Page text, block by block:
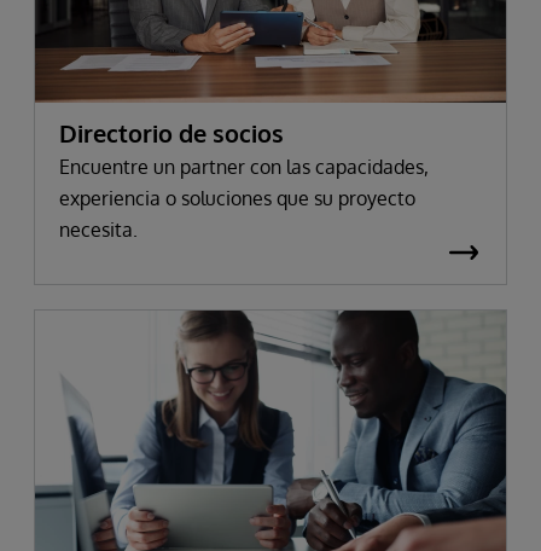
Directorio de socios
Encuentre un partner con las capacidades,
experiencia o soluciones que su proyecto
necesita.